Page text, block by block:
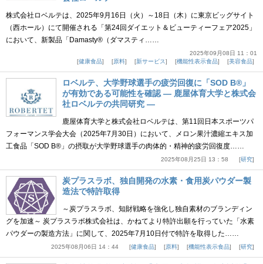
株式会社ロベルテは、2025年9月16日（火）～18日（木）に東京ビッグサイト
（西ホール）にて開催される「第24回ダイエット＆ビューティーフェア2025」
において、新製品「Damasty®（ダマスティ……
2025年09月08日 11：01
健康食品
原料 新サービス 機能性表示食品 美容食品
ロベルテ、大学野球選手の疲労回復に「SOD B®」
が有効である可能性を確認 ― 鹿屋体育大学と株式会
社ロベルテの共同研究 ―
鹿屋体育大学と株式会社ロベルテは、第11回日本スポーツパ
フォーマンス学会大会（2025年7月30日）において、メロン果汁濃縮エキス加
工食品「SOD B®」の摂取が大学野球選手の肉体的・精神的疲労回復度……
2025年08月25日 13：58 研究
炭プラスラボ、独自開発の水素・食用炭パウダー製
造法で特許取得
～炭プラスラボ、知財戦略を強化し独自素材のブランディン
グを加速～ 炭プラスラボ株式会社は、かねてより特許出願を行っていた「水素
パウダーの製造方法」に関して、2025年7月10日付で特許を取得した……
2025年08月06日 14：44 健康食品 原料 機能性表示食品 研究